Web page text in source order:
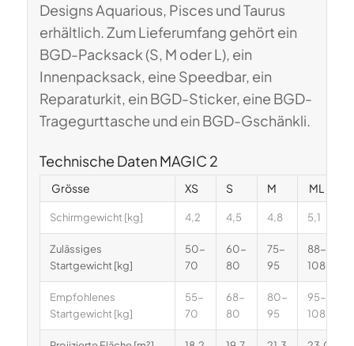
Designs Aquarious, Pisces und Taurus
erhältlich. Zum Lieferumfang gehört ein
BGD-Packsack (S, M oder L), ein
Innenpacksack, eine Speedbar, ein
Reparaturkit, ein BGD-Sticker, eine BGD-
Tragegurttasche und ein BGD-Gschänkli.
Technische Daten MAGIC 2
Grösse XS S M ML
Schirmgewicht [kg] 4,2 4,5 4,8 5,1
Zulässiges
Startgewicht [kg]
50-
70
60-
80
75-
95
88-
108
Empfohlenes
Startgewicht [kg]
55-
70
68-
80
80-
95
95-
108